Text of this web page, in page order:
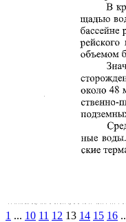
1 ... 10 11 12 13 14 15 16